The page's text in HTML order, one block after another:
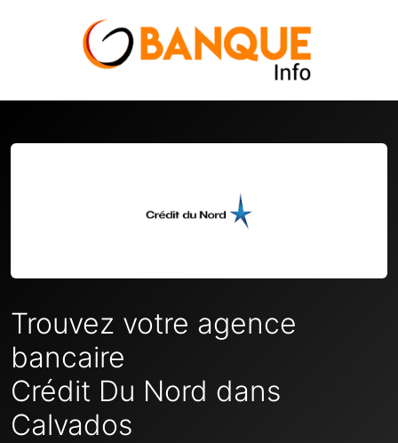
Trouvez votre agence
bancaire
Crédit Du Nord dans
Calvados